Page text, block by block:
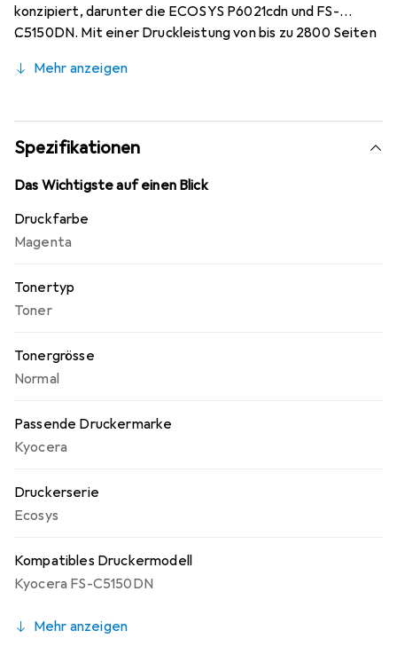
konzipiert, darunter die ECOSYS P6021cdn und FS-
C5150DN. Mit einer Druckleistung von bis zu 2800 Seiten
Lösung für den täglichen Druckbedarf. Die
Druckergebnisse, die sowohl für geschäftliche als auch
für private Anwendungen geeignet sind. Die Verwendung
dieser kompatiblen Tonerkartusche kann eine
kosteneffiziente Möglichkeit sein, die Druckqualität zu
ist eine umweltfreundliche Wahl, da er aus
wiederaufbereiteten Materialien hergestellt wird und
Mehr anzeigen
Spezifikationen
Das Wichtigste auf einen Blick
Druckfarbe
Magenta
Tonertyp
Toner
Tonergrösse
Normal
Passende Druckermarke
Kyocera
Druckerserie
Ecosys
Kompatibles Druckermodell
Kyocera FS-C5150DN
Mehr anzeigen